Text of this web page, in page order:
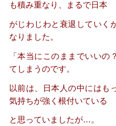
も積み重なり、まるで日本
がじわじわと衰退していく
なりました。
「本当にこのままでいいの
てしまうのです。
以前は、日本人の中にはも
気持ちが強く根付いている
と思っていましたが…。